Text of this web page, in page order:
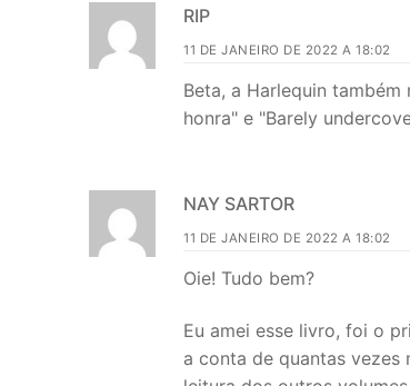
RIP
11 DE JANEIRO DE 2022 A 18:02
Beta, a Harlequin
honra" e "Barely
NAY SARTOR
11 DE JANEIRO DE 2022 A 18:02
Oie! Tudo bem?
Eu amei esse livro, foi o
a conta de quantas vezes